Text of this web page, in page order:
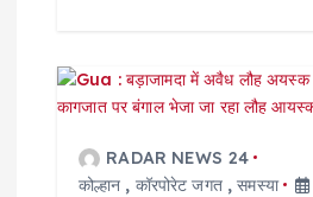
RADAR NEWS 24
कोल्हान , कॉरपोरेट जगत,समस्या